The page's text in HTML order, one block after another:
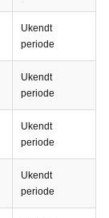
Ukendt
periode
Ukendt
periode
Ukendt
periode
Ukendt
periode